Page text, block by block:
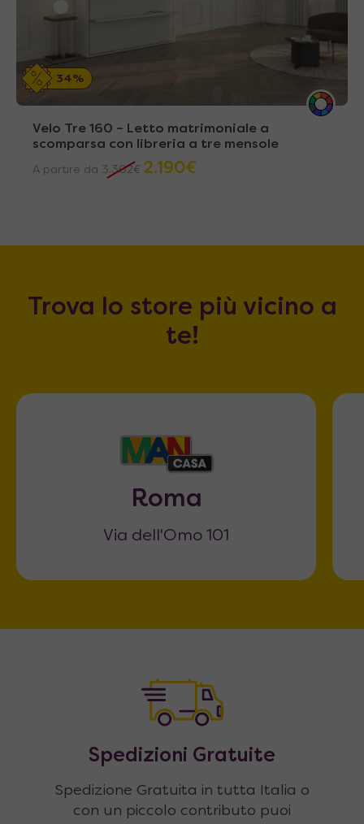
34%
Velo Tre 160 – Letto matrimoniale a
scomparsa con libreria a tre mensole
A partire da 3.302€ 2.190€
Trova lo store più vicino a
te!
Roma
Via dell'Omo 101
Spedizioni Gratuite
Spedizione Gratuita in tutta Italia o
con un piccolo contributo puoi